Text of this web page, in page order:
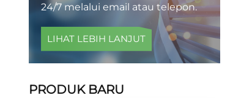
24/7 melalui email atau telepon.
LIHAT LEBIH LANJUT
PRODUK BARU